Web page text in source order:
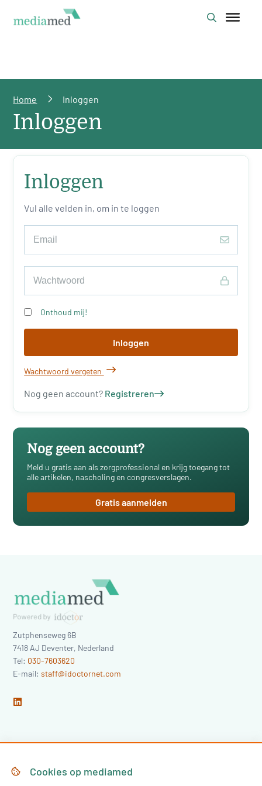
Home Inloggen
Inloggen
Inloggen
Vul alle velden in, om in te loggen
Onthoud mij!
Inloggen
Wachtwoord vergeten
Nog geen account? Registreren
Nog geen account?
Meld u gratis aan als zorgprofessional en krijg toegang tot
alle artikelen, nascholing en congresverslagen.
Gratis aanmelden
Zutphenseweg 6B
7418 AJ Deventer, Nederland
Tel: 030-7603620
E-mail:staff@idoctornet.com
HomeCookies op mediamed